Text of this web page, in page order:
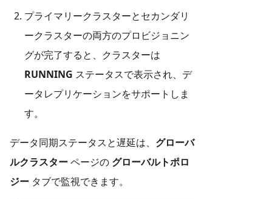
プライマリークラスターとセカンダリ
ークラスターの両方のプロビジョニン
グが完了すると、クラスターは
RUNNING ステータスで表示され、デ
ータレプリケーションをサポートしま
す。
データ同期ステータスと遅延は、 グローバ
ルクラスターページの グローバルトポロ
ジー タブで監視できます。